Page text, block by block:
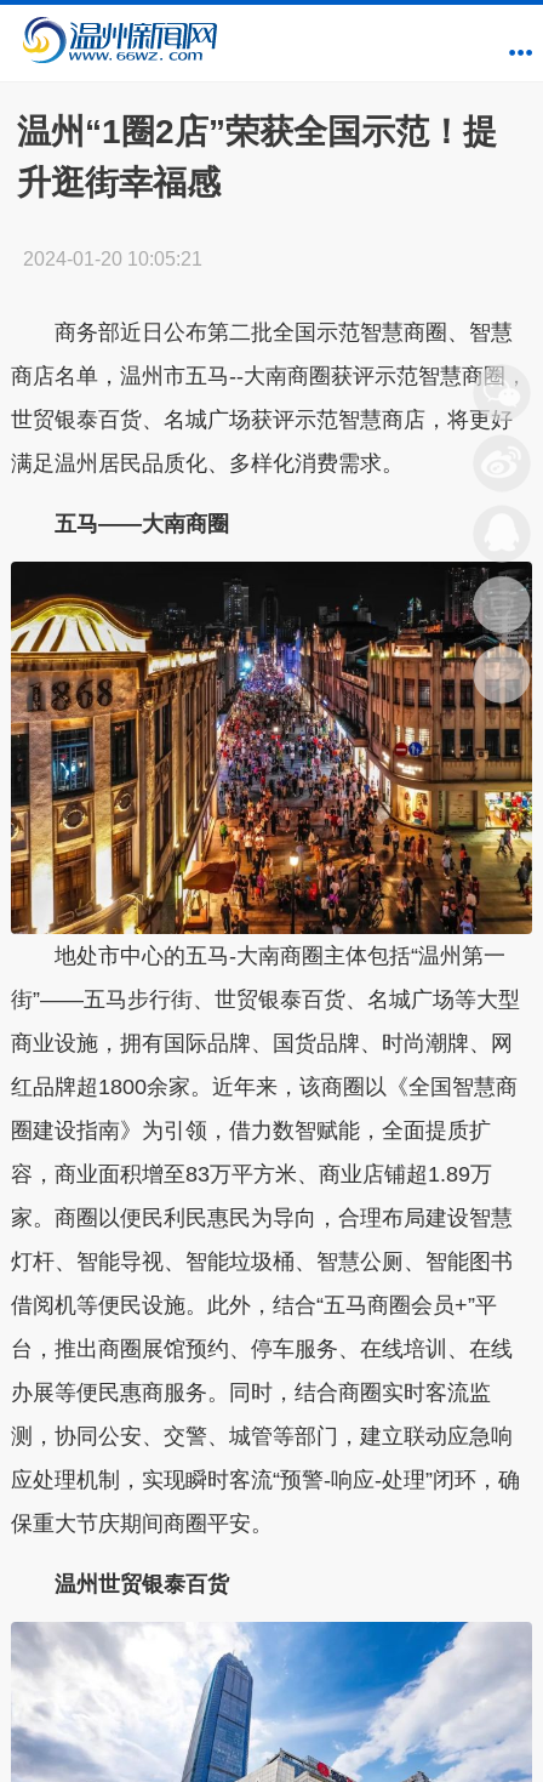
温州“1圈2店”荣获全国示范！提
升逛街幸福感
2024-01-20 10:05:21
商务部近日公布第二批全国示范智慧商圈、智慧
商店名单，温州市五马--大南商圈获评示范智慧商圈，
世贸银泰百货、名城广场获评示范智慧商店，将更好
满足温州居民品质化、多样化消费需求。
五马——大南商圈
地处市中心的五马-大南商圈主体包括“温州第一
街”——五马步行街、世贸银泰百货、名城广场等大型
商业设施，拥有国际品牌、国货品牌、时尚潮牌、网
红品牌超1800余家。近年来，该商圈以《全国智慧商
圈建设指南》为引领，借力数智赋能，全面提质扩
容，商业面积增至83万平方米、商业店铺超1.89万
家。商圈以便民利民惠民为导向，合理布局建设智慧
灯杆、智能导视、智能垃圾桶、智慧公厕、智能图书
借阅机等便民设施。此外，结合“五马商圈会员+”平
台，推出商圈展馆预约、停车服务、在线培训、在线
办展等便民惠商服务。同时，结合商圈实时客流监
测，协同公安、交警、城管等部门，建立联动应急响
应处理机制，实现瞬时客流“预警-响应-处理”闭环，确
保重大节庆期间商圈平安。
温州世贸银泰百货